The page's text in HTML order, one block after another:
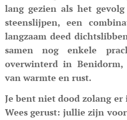
lang gezien als het
steenslijpen, een
langzaam deed
samen nog enkele
overwinterd in
van warmte en rust.
Je bent niet dood zolang
Wees gerust: jullie zijn